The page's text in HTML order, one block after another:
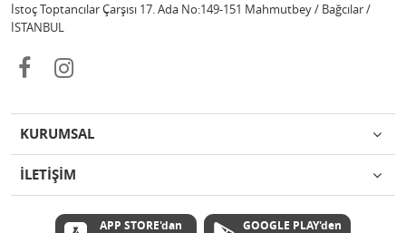
İstoç Toptancılar Çarşısı 17. Ada No:149-151 Mahmutbey / Bağcılar /
İSTANBUL
KURUMSAL
İLETİŞİM
APP STORE'dan
GOOGLE PLAY'den